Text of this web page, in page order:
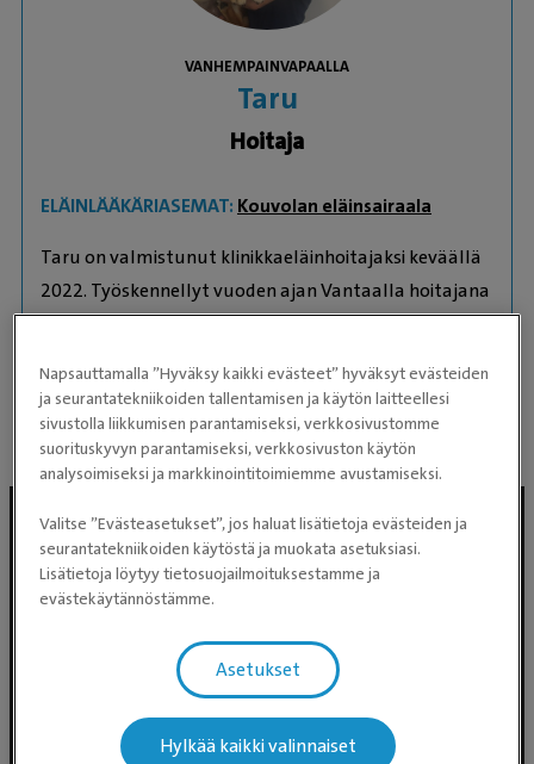
VANHEMPAINVAPAALLA
Taru
Hoitaja
ELÄINLÄÄKÄRIASEMAT: Kouvolan eläinsairaala
Taru on valmistunut klinikkaeläinhoitajaksi keväällä
2022. Työskennellyt vuoden ajan Vantaalla hoitajana
ja Kouvolan eläinsairaalaan tuli hoitajaksi keväällä
Kotoa löytyy japanilaiset karvakaverit akita ja shiba.
Evidensia Eläinlääkäripalvelut
Takomotie 1-3, 4. krs 00380 Helsinki
Napsauttamalla ”Hyväksy kaikki evästeet” hyväksyt evästeiden
ja seurantatekniikoiden tallentamisen ja käytön laitteellesi
sivustolla liikkumisen parantamiseksi, verkkosivustomme
suorituskyvyn parantamiseksi, verkkosivuston käytön
analysoimiseksi ja markkinointitoimiemme avustamiseksi.
Valitse ”Evästeasetukset”, jos haluat lisätietoja evästeiden ja
seurantatekniikoiden käytöstä ja muokata asetuksiasi.
Lisätietoja löytyy tietosuojailmoituksestamme ja
evästekäytännöstämme.
Asetukset
Hylkää kaikki valinnaiset